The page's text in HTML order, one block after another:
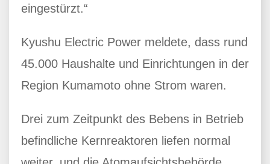
eingestürzt.“
Kyushu Electric Power meldete, dass rund
45.000 Haushalte und Einrichtungen in der
Region Kumamoto ohne Strom waren.
Drei zum Zeitpunkt des Bebens in Betrieb
befindliche Kernreaktoren liefen normal